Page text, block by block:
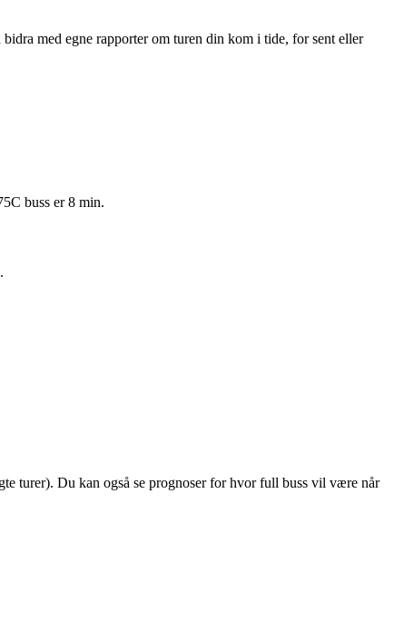
med egne rapporter om turen din kom i tide, for sent eller
buss er 8 min.
.
turer). Du kan også se prognoser for hvor full buss vil være når